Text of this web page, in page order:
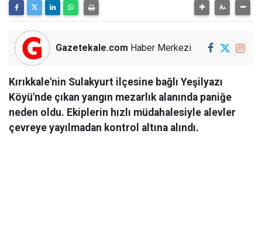
Gazetekale.com Haber Merkezi
Kırıkkale'nin Sulakyurt ilçesine bağlı Yeşilyazı
Köyü'nde çıkan yangın mezarlık alanında paniğe
neden oldu. Ekiplerin hızlı müdahalesiyle alevler
çevreye yayılmadan kontrol altına alındı.